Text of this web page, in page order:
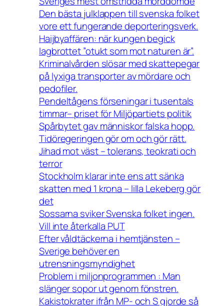
Den bästa julklappen till svenska folket
vore ett fungerande deporteringsverk.
Haijbyaffären: när kungen begick
lagbrottet ”otukt som mot naturen är”.
Kriminalvården slösar med skattepegar
på lyxiga transporter av mördare och
pedofiler.
Pendeltågens förseningar i tusentals
timmar– priset för Miljöpartiets politik
Spårbytet gav människor falska hopp.
Tidöregeringen gör om och gör rätt.
Jihad mot väst – tolerans, teokrati och
terror
Stockholm klarar inte ens att sänka
skatten med 1 krona – lilla Lekeberg gör
det
Sossarna sviker Svenska folket ingen.
Vill inte återkalla PUT
Efter våldtäckerna i hemtjänsten –
Sverige behöver en
utrensningsmyndighet
Problem i miljonprogrammen : Man
slänger sopor ut genom fönstren.
Kakistokrater ifrån MP- och S gjorde så